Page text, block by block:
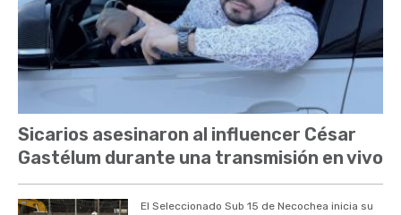
Sicarios asesinaron al influencer César
Gastélum durante una transmisión en vivo
El Seleccionado Sub 15 de Necochea inicia su